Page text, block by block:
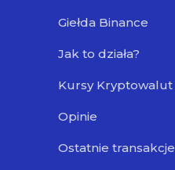
Giełda Binance
Jak to działa?
Kursy Kryptowalut
Opinie
Ostatnie transakcje